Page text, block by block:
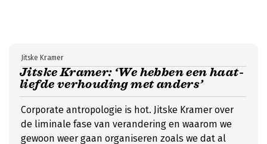
Jitske Kramer: ‘We hebben een haat-
liefde verhouding met anders’
Jitske Kramer
Corporate antropologie is hot. Jitske Kramer over
de liminale fase van verandering en waarom we
gewoon weer gaan organiseren zoals we dat al